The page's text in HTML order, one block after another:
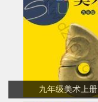
九年级美术上册